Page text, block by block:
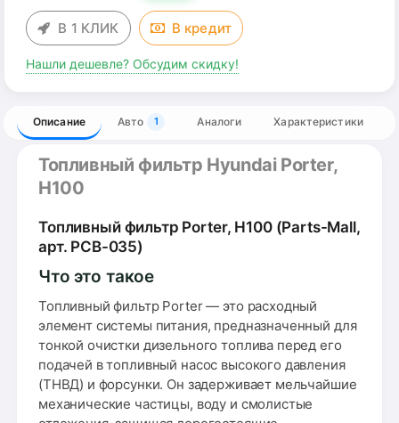
В 1 КЛИК В кредит
Нашли дешевле? Обсудим скидку!
Описание Авто 1 Аналоги Характеристики
Топливный фильтр Hyundai Porter,
H100
Топливный фильтр Porter, H100 (Parts-Mall,
арт. PCB-035)
Что это такое
Топливный фильтр Porter — это расходный
элемент системы питания, предназначенный для
тонкой очистки дизельного топлива перед его
подачей в топливный насос высокого давления
(ТНВД) и форсунки. Он задерживает мельчайшие
механические частицы, воду и смолистые